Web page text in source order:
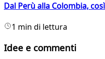
Dal Perù alla Colombia,
1 min di lettura
Idee e commenti